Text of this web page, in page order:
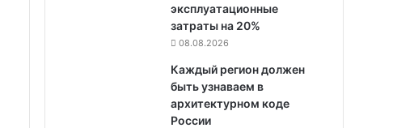
эксплуатационные
затраты на 20%
08.08.2026
Каждый регион должен
быть узнаваем в
архитектурном коде
России